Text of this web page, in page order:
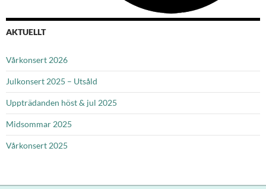
AKTUELLT
Vårkonsert 2026
Julkonsert 2025 – Utsåld
Uppträdanden höst & jul 2025
Midsommar 2025
Vårkonsert 2025